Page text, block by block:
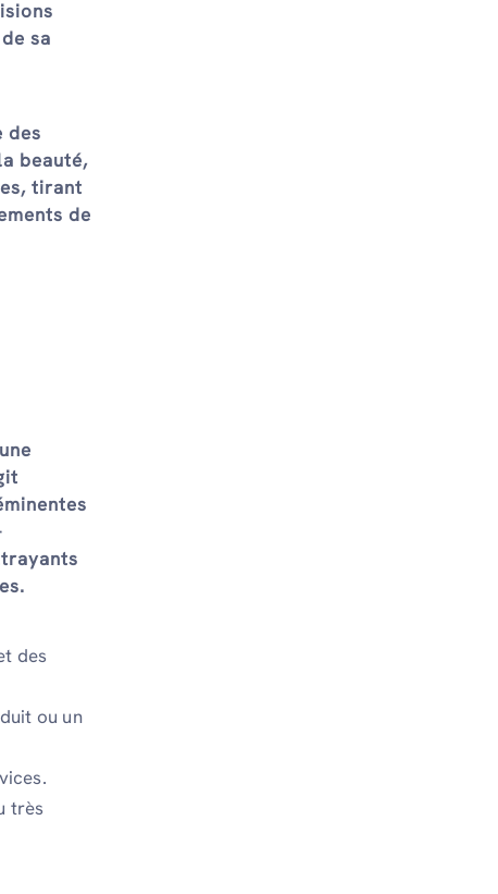
sa
des
beauté,
tirant
de
des
ou un
très